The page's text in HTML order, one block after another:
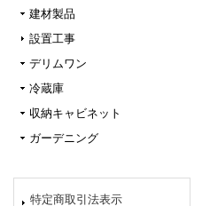
建材製品
設置工事
デリムワン
冷蔵庫
収納キャビネット
ガーデニング
特定商取引法表示